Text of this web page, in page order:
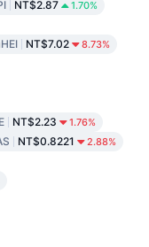
NT$2.87 1.70%
HEI NT$7.02 8.73%
NT$2.23 1.76%
NT$0.8221 2.88%